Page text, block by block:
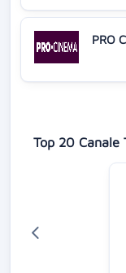
PRO
Top 20 Canale